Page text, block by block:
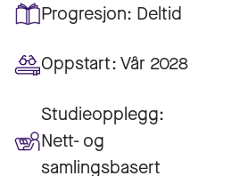
Progresjon: Deltid
Oppstart:Vår 2028
Studieopplegg:
Nett- og
samlingsbasert